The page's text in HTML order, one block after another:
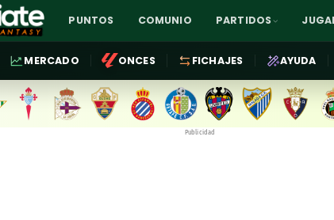
PUNTOS COMUNIO PARTIDOS
MERCADO ONCES FICHAJES AYUDA
Publicidad